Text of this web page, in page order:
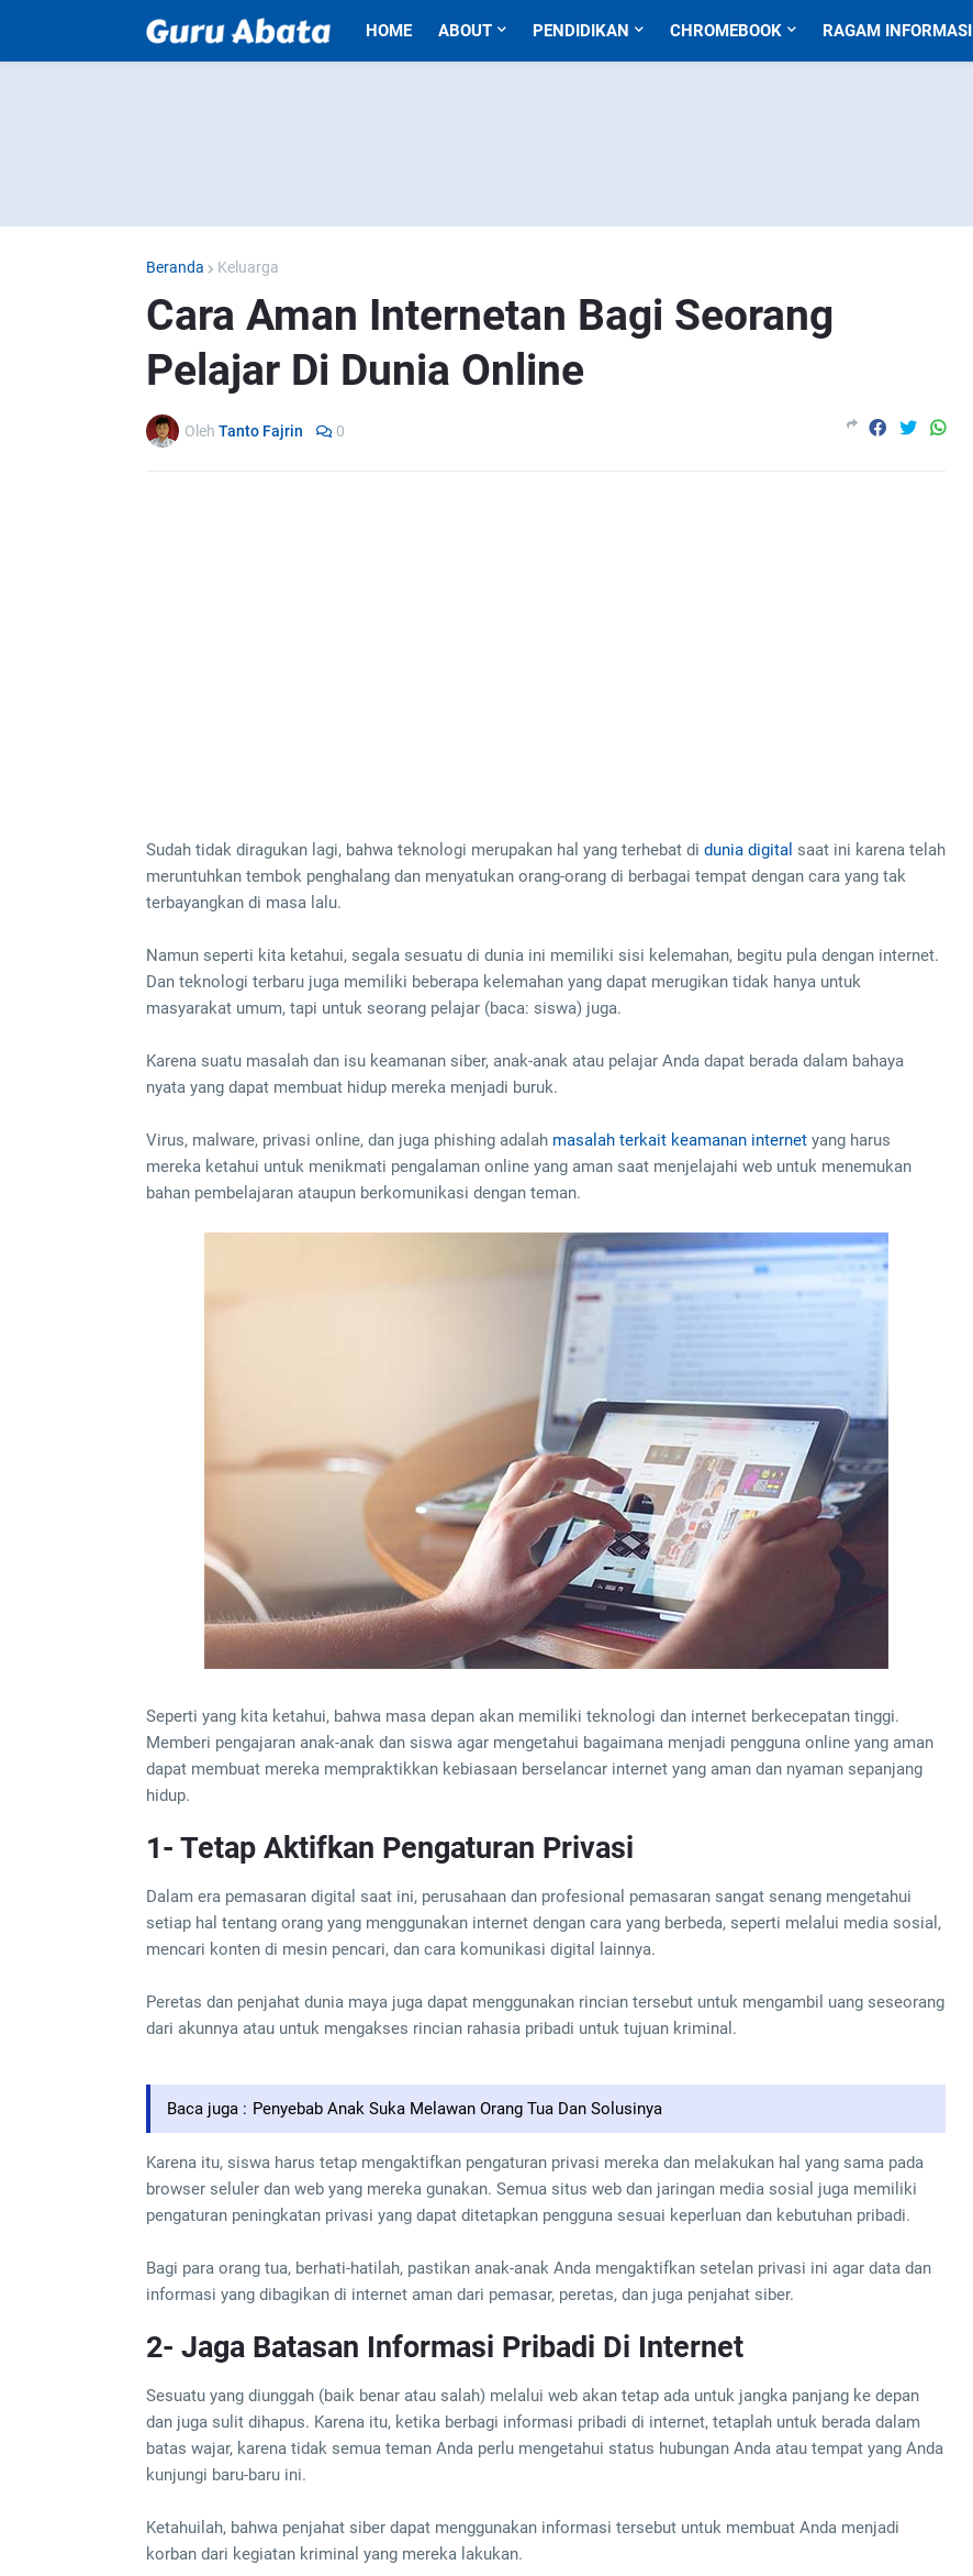
HOME ABOUT PENDIDIKAN CHROMEBOOK RAGAM INFORMASI
Beranda Keluarga
Cara Aman Internetan Bagi Seorang
Pelajar Di Dunia Online
Oleh Tanto Fajrin 0
Sudah tidak diragukan lagi, bahwa teknologi merupakan hal yang terhebat di dunia digital saat ini karena telah
meruntuhkan tembok penghalang dan menyatukan orang-orang di berbagai tempat dengan cara yang tak
terbayangkan di masa lalu.
Namun seperti kita ketahui, segala sesuatu di dunia ini memiliki sisi kelemahan, begitu pula dengan internet.
Dan teknologi terbaru juga memiliki beberapa kelemahan yang dapat merugikan tidak hanya untuk
masyarakat umum, tapi untuk seorang pelajar (baca: siswa) juga.
Karena suatu masalah dan isu keamanan siber, anak-anak atau pelajar Anda dapat berada dalam bahaya
nyata yang dapat membuat hidup mereka menjadi buruk.
Virus, malware, privasi online, dan juga phishing adalah masalah terkait keamanan internet yang harus
mereka ketahui untuk menikmati pengalaman online yang aman saat menjelajahi web untuk menemukan
bahan pembelajaran ataupun berkomunikasi dengan teman.
Seperti yang kita ketahui, bahwa masa depan akan memiliki teknologi dan internet berkecepatan tinggi.
Memberi pengajaran anak-anak dan siswa agar mengetahui bagaimana menjadi pengguna online yang aman
dapat membuat mereka mempraktikkan kebiasaan berselancar internet yang aman dan nyaman sepanjang
hidup.
1- Tetap Aktifkan Pengaturan Privasi
Dalam era pemasaran digital saat ini, perusahaan dan profesional pemasaran sangat senang mengetahui
setiap hal tentang orang yang menggunakan internet dengan cara yang berbeda, seperti melalui media sosial,
mencari konten di mesin pencari, dan cara komunikasi digital lainnya.
Peretas dan penjahat dunia maya juga dapat menggunakan rincian tersebut untuk mengambil uang seseorang
dari akunnya atau untuk mengakses rincian rahasia pribadi untuk tujuan kriminal.
Baca juga : Penyebab Anak Suka Melawan Orang Tua Dan Solusinya
Karena itu, siswa harus tetap mengaktifkan pengaturan privasi mereka dan melakukan hal yang sama pada
browser seluler dan web yang mereka gunakan. Semua situs web dan jaringan media sosial juga memiliki
pengaturan peningkatan privasi yang dapat ditetapkan pengguna sesuai keperluan dan kebutuhan pribadi.
Bagi para orang tua, berhati-hatilah, pastikan anak-anak Anda mengaktifkan setelan privasi ini agar data dan
informasi yang dibagikan di internet aman dari pemasar, peretas, dan juga penjahat siber.
2- Jaga Batasan Informasi Pribadi Di Internet
Sesuatu yang diunggah (baik benar atau salah) melalui web akan tetap ada untuk jangka panjang ke depan
dan juga sulit dihapus. Karena itu, ketika berbagi informasi pribadi di internet, tetaplah untuk berada dalam
batas wajar, karena tidak semua teman Anda perlu mengetahui status hubungan Anda atau tempat yang Anda
kunjungi baru-baru ini.
Ketahuilah, bahwa penjahat siber dapat menggunakan informasi tersebut untuk membuat Anda menjadi
korban dari kegiatan kriminal yang mereka lakukan.